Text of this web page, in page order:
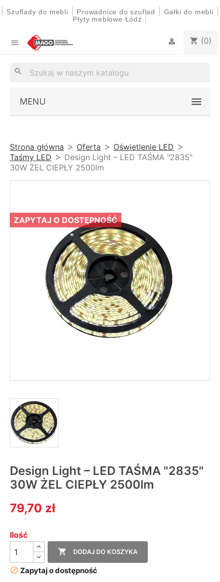
Szuflady do mebli Prowadnice do szuflad Gałki do mebli
Płyty meblowe Łódź
 shopping_cart (0)

search
MENU
Strona główna Oferta
Oświetlenie LED
Taśmy LED
Design Light – LED TAŚMA "2835"
30W ŻEL CIEPŁY 2500lm
ZAPYTAJ O DOSTĘPNOŚĆ
Design Light – LED TAŚMA "2835"
30W ŻEL CIEPŁY 2500lm
79,70 zł
Ilość
 DODAJ DO KOSZYKA
 Zapytaj o dostępność